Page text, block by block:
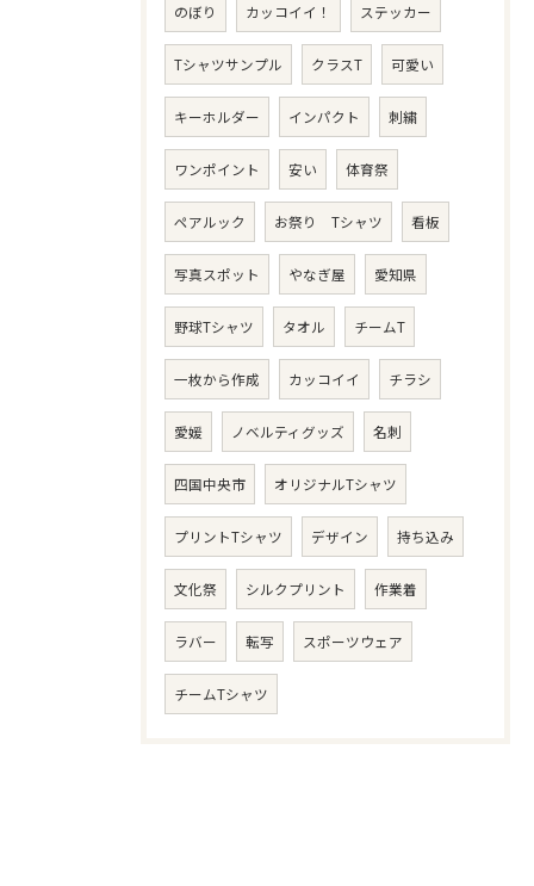
のぼり カッコイイ！ ステッカー
Tシャツサンプル クラスT 可愛い
キーホルダー インパクト 刺繍
ワンポイント 安い 体育祭
ペアルック お祭り Tシャツ 看板
写真スポット やなぎ屋 愛知県
野球Tシャツ タオル チームT
一枚から作成 カッコイイ チラシ
愛媛 ノベルティグッズ 名刺
四国中央市 オリジナルTシャツ
プリントTシャツ デザイン 持ち込み
文化祭 シルクプリント 作業着
ラバー 転写 スポーツウェア
チームTシャツ